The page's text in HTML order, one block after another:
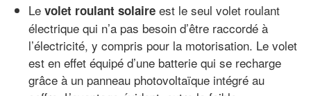
Le volet roulant solaire est le seul volet roulant
électrique qui n’a pas besoin d’être raccordé à
l’électricité, y compris pour la motorisation. Le volet
est en effet équipé d’une batterie qui se recharge
grâce à un panneau photovoltaïque intégré au